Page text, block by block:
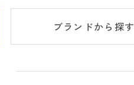
ブランドから探す